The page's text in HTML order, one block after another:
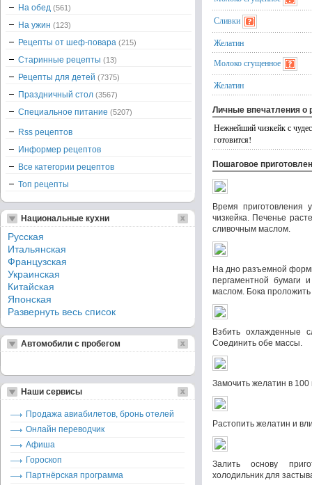
Сливки
Желатин
Молоко сгущенное
Желатин
Личные впечатления о
Нежнейший чизкейк с
готовится!
Пошаговое
Время приготовления
чизкейка. Печенье
сливочным маслом.
На дно разъемной
пергаментной бумаги
маслом. Бока
Взбить охлажденные
Соединить обе массы.
Замочить желатин в
Растопить желатин и
Залить основу
холодильник для
На обед (561)
На ужин (123)
Рецепты от шеф-повара (215)
Старинные рецепты (13)
Рецепты для детей (7375)
Праздничный стол (3567)
Специальное питание (5207)
Rss рецептов
Информер рецептов
Все категории рецептов
Топ рецепты
Национальные кухни
Русская
Итальянская
Французская
Украинская
Китайская
Японская
Развернуть весь список
Автомобили с пробегом
Наши сервисы
Продажа авиабилетов, бронь отелей
Онлайн переводчик
Афиша
Гороскоп
Партнёрская программа